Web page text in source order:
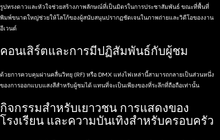
รูปทรงดาวและหัวใจช่วยสร้างภาพลักษณ์ที่เป็นมิตรในการประชาสัมพันธ์ ขณะที่พื้นที่
พิมพ์ขนาดใหญ่ช่วยให้โลโก้ของผู้สนับสนุนปรากฏชัดเจนในภาพถ่ายและวิดีโอของงาน
อีเวนต์
คอนเสิร์ตและการมีปฏิสัมพันธ์กับผู้ชม
ด้วยการควบคุมผ่านคลื่นวิทยุ (RF) หรือ DMX แท่งไฟเหล่านี้สามารถกลายเป็นส่วนหนึ่ง
ของการออกแบบแสงสีสำหรับผู้ชมได้ แทนที่จะเป็นเพียงของที่ระลึกที่ถือถือเท่านั้น
กิจกรรมสำหรับเยาวชน การแสดงของ
โรงเรียน และความบันเทิงสำหรับครอบครัว